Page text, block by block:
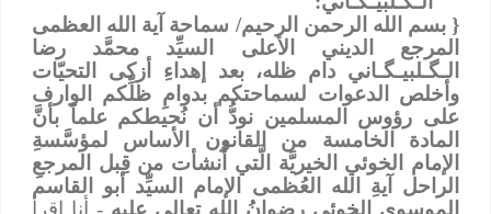
{ بسم الله الرحمن الرحيم/ سماحة آية الله العظمى
المرجع الديني الأعلى السيِّد محمَّد رضا
الـﮕـلبيـﮕـاني دام ظله، بعد إهداءِ أزكى التحيّات
وأخلص الدعوات لسماحتكم بدوامِ ظلِّكم الوارف
على رؤوس المسلمين نودُّ أن نُحيطكم علماً بأنَّ
المادة الخامسة من القانون الأساس لمؤسَّسةِ
الإمام الخوئي الخيريَّة الَّتي أُنشأت من قِبل المرجعِ
الراحل آيةِ الله العُظمى الإمام السيِّد أبو القاسم
الموسوي الخوئي رضوانُ الله تعالى عليه- أنا اقرأ